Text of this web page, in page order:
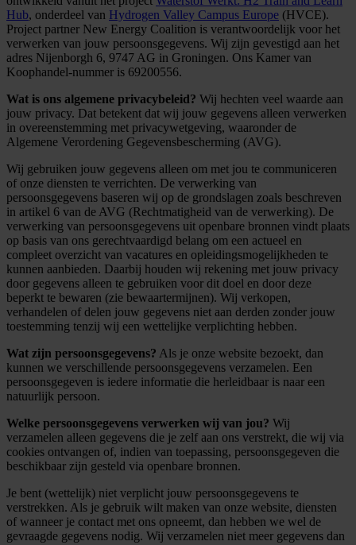
Hub, onderdeel van Hydrogen Valley Campus Europe (HVCE).
Project partner New Energy Coalition is verantwoordelijk voor het
verwerken van jouw persoonsgegevens. Wij zijn gevestigd aan het
adres Nijenborgh 6, 9747 AG in Groningen. Ons Kamer van
Koophandel-nummer is 69200556.
Wat is ons algemene privacybeleid? Wij hechten veel waarde aan
jouw privacy. Dat betekent dat wij jouw gegevens alleen verwerken
in overeenstemming met privacywetgeving, waaronder de
Algemene Verordening Gegevensbescherming (AVG).
Wij gebruiken jouw gegevens alleen om met jou te communiceren
of onze diensten te verrichten. De verwerking van
persoonsgegevens baseren wij op de grondslagen zoals beschreven
in artikel 6 van de AVG (Rechtmatigheid van de verwerking). De
verwerking van persoonsgegevens uit openbare bronnen vindt plaats
op basis van ons gerechtvaardigd belang om een actueel en
compleet overzicht van vacatures en opleidingsmogelijkheden te
kunnen aanbieden. Daarbij houden wij rekening met jouw privacy
door gegevens alleen te gebruiken voor dit doel en door deze
beperkt te bewaren (zie bewaartermijnen). Wij verkopen,
verhandelen of delen jouw gegevens niet aan derden zonder jouw
toestemming tenzij wij een wettelijke verplichting hebben.
Wat zijn persoonsgegevens? Als je onze website bezoekt, dan
kunnen we verschillende persoonsgegevens verzamelen. Een
persoonsgegeven is iedere informatie die herleidbaar is naar een
natuurlijk persoon.
Welke persoonsgegevens verwerken wij van jou? Wij
verzamelen alleen gegevens die je zelf aan ons verstrekt, die wij via
cookies ontvangen of, indien van toepassing, persoonsgegeven die
beschikbaar zijn gesteld via openbare bronnen.
Je bent (wettelijk) niet verplicht jouw persoonsgegevens te
verstrekken. Als je gebruik wilt maken van onze website, diensten
of wanneer je contact met ons opneemt, dan hebben we wel de
gevraagde gegevens nodig. Wij verzamelen niet meer gegevens dan